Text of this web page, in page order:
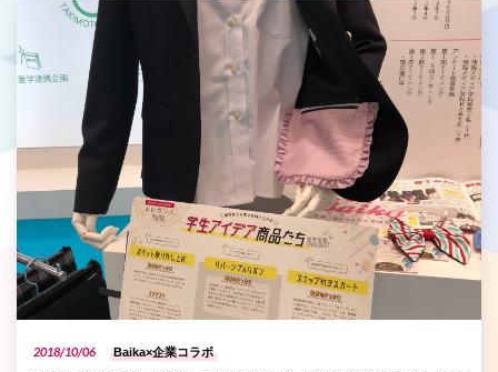
2018/10/06 Baika×企業コラボ